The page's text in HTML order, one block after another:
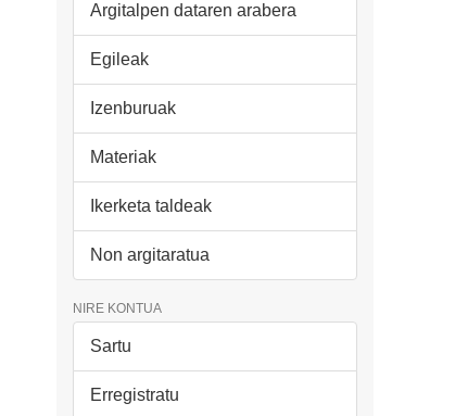
Argitalpen dataren arabera
Egileak
Izenburuak
Materiak
Ikerketa taldeak
Non argitaratua
NIRE KONTUA
Sartu
Erregistratu